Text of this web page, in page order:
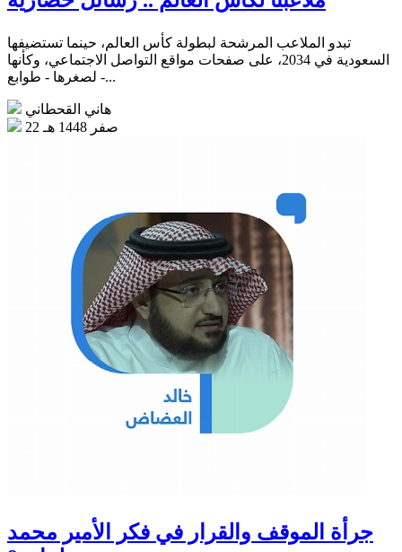
تبدو الملاعب المرشحة لبطولة كأس العالم، حينما تستضيفها
السعودية في 2034، على صفحات مواقع التواصل الاجتماعي، وكأنها
- لصغرها - طوابع...
هاني القحطاني
22 صفر 1448 هـ
جرأة الموقف والقرار في فكر الأمير محمد